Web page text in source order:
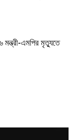
এমপির মৃত্যুতে